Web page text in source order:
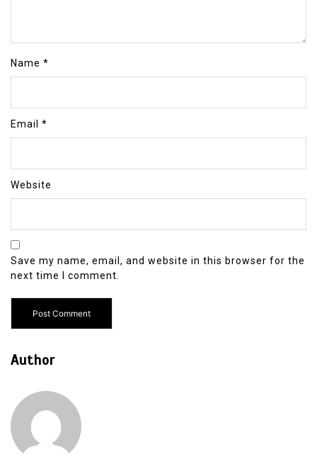
Name *
Email *
Website
Save my name, email, and website in this browser for the
next time I comment.
Author